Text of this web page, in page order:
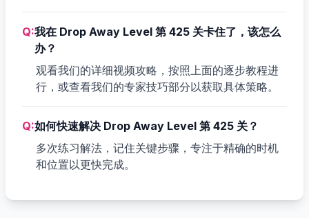
Q:我在 Drop Away Level 第 425 关卡住了，该怎么
办？
观看我们的详细视频攻略，按照上面的逐步教程进
行，或查看我们的专家技巧部分以获取具体策略。
Q:如何快速解决 Drop Away Level 第 425 关？
多次练习解法，记住关键步骤，专注于精确的时机
和位置以更快完成。